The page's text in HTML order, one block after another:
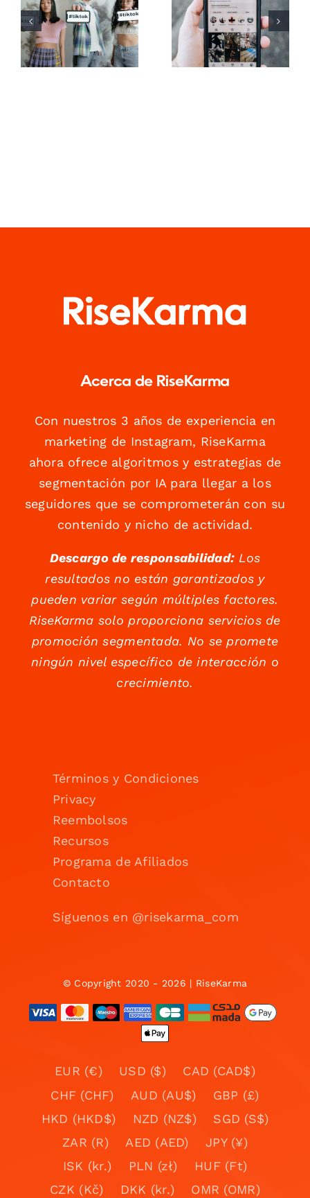
de fuentes
de TikTok
para
subtítulos
plataformas
para
programar
publicaciones
Acerca de RiseKarma
Con nuestros 3 años de experiencia en
marketing de Instagram, RiseKarma
ahora ofrece algoritmos y estrategias de
segmentación por IA para llegar a los
seguidores que se comprometerán con su
contenido y nicho de actividad.
Descargo de responsabilidad:Los
resultados no están garantizados y
pueden variar según múltiples factores.
RiseKarma solo proporciona servicios de
promoción segmentada. No se promete
ningún nivel específico de interacción o
crecimiento.
Términos y Condiciones
Privacy
Reembolsos
Recursos
Programa de Afiliados
Contacto
Síguenos en @risekarma_com
© Copyright 2020 - 2026 | RiseKarma
EUR (€) USD ($)
CAD (CAD$)
CHF (CHF)
AUD (AU$)
GBP (£)
HKD (HKD$)
NZD (NZ$)
SGD (S$)
ZAR (R)
AED (AED)
JPY (¥)
ISK (kr.)
PLN (zł)
HUF (Ft)
CZK (Kč)
DKK (kr.)
OMR (OMR)